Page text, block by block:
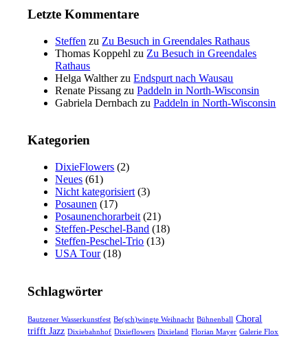
Letzte Kommentare
Steffen zu Zu Besuch in Greendales Rathaus
Thomas Koppehl zu Zu Besuch in Greendales
Rathaus
Helga WaltherzuEndspurt nach Wausau
Renate Pissang zuPaddeln in North-Wisconsin
Gabriela Dernbach zuPaddeln in North-Wisconsin
Kategorien
DixieFlowers (2)
Neues (61)
Nicht kategorisiert (3)
Posaunen (17)
Posaunenchorarbeit (21)
Steffen-Peschel-Band (18)
Steffen-Peschel-Trio (13)
USA Tour(18)
Schlagwörter
Bautzener Wasserkunstfest Be(sch)wingte Weihnacht Bühnenball Choral
trifft Jazz Dixiebahnhof Dixieflowers Dixieland Florian Mayer Galerie Flox